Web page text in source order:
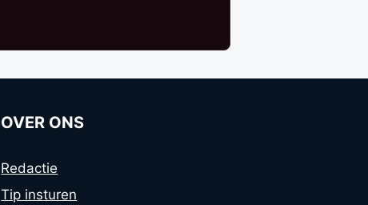
OVER ONS
Redactie
Tip insturen